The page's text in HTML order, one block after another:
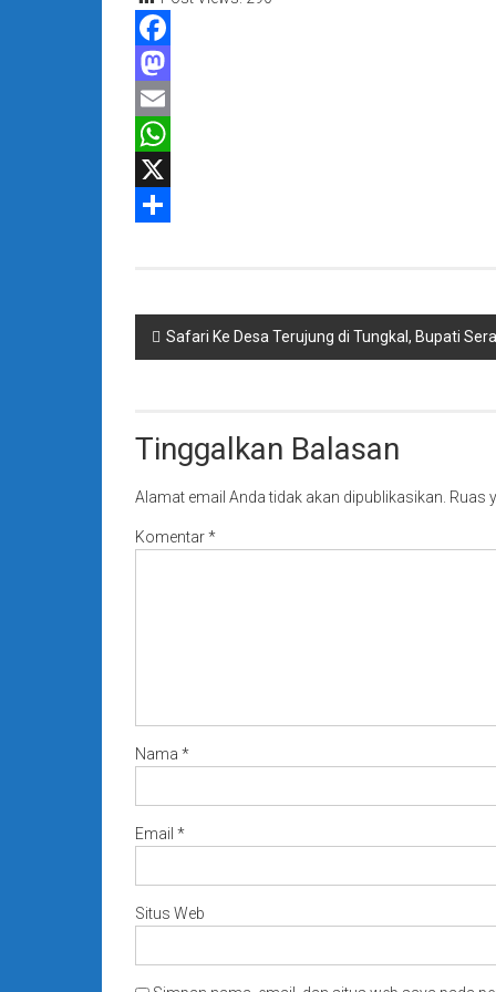
Facebook
Mastodon
Email
WhatsApp
X
Navigasi
Safari Ke Desa Terujung di Tungkal, Bupati
Tinggalkan Balasan
Alamat email Anda tidak akan dipublikasikan. Ruas
Komentar*
Nama *
Email *
Situs Web